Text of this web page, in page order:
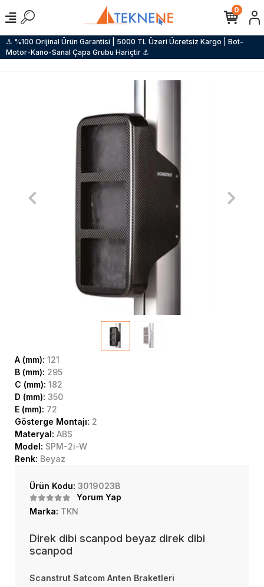
⚓ %100 Orijinal Ürün Garantisi | 5000 TL Üzeri Ücretsiz Kargo | Bot-
Motor-Kano-Sanal Çapa Grubu Hariçtir ⚓
0
A (mm): 121
B (mm): 295
C (mm): 182
D (mm): 350
E (mm): 72
Gösterge Montajı: 2
Materyal: ABS
Model: SPM-2i-W
Renk: Beyaz
Ürün Kodu: 3019023B
Yorum Yap
Marka: TKN
Direk dibi scanpod beyaz direk dibi
scanpod
Scanstrut Satcom Anten Braketleri